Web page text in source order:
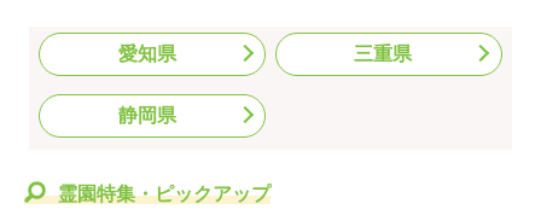
愛知県 三重県
静岡県
霊園特集・ピックアップ